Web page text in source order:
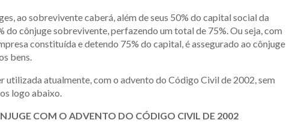
ao sobrevivente caberá, além de seus 50% do capital social da
do cônjuge sobrevivente, perfazendo um total de 75%. Ou seja, com
constituída e detendo 75% do capital, é assegurado ao cônjuge
bens.
utilizada atualmente, com o advento do Código Civil de 2002, sem
logo abaixo.
COM O ADVENTO DO CÓDIGO CIVIL DE 2002